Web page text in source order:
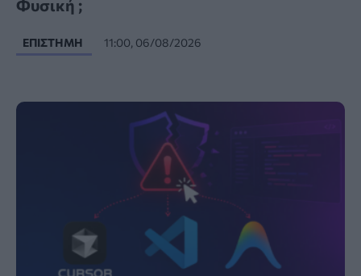
Φυσική ;
ΕΠΙΣΤΉΜΗ 11:00, 06/08/2026